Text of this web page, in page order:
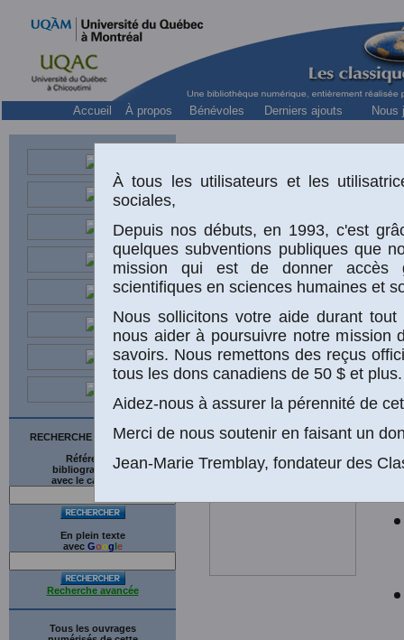
Accueil À propos Bénévoles Derniers ajouts Nous
RECHERCHE SUR LE SITE
Références
bibliographiques
avec le catalogue
En plein texte
avec Google
Recherche avancée
Tous les ouvrages
«
À tous les utilisateurs et les
sociales,
Depuis nos débuts, en 1993, c'est
quelques subventions publiques que
mission qui est de donner accès
scientifiques en sciences humaines et
Nous sollicitons votre aide durant
nous aider à poursuivre notre mission
savoirs. Nous remettons des reçus
tous les dons canadiens de 50 $ et plus.
Aidez-nous à assurer la pérennité de
Merci de nous soutenir en faisant un
Jean-Marie Tremblay, fondateur des